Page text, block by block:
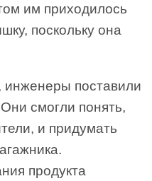
им приходилось
поскольку она
инженеры поставили
смогли понять,
и придумать
продукта